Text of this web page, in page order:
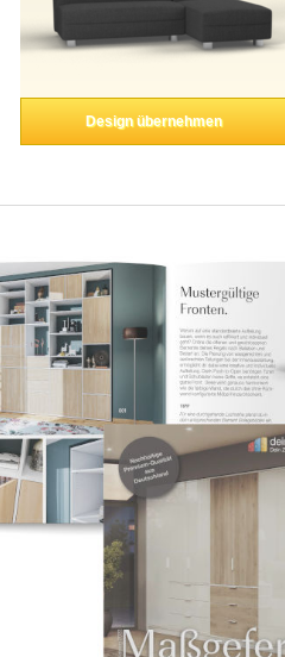
Design übernehmen